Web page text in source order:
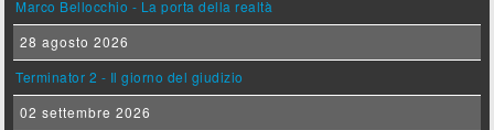
Marco Bellocchio - La porta della realtà
28 agosto 2026
Terminator 2 - Il giorno del giudizio
02 settembre 2026